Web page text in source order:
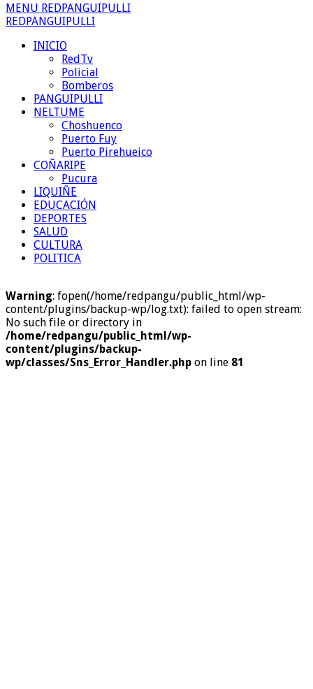
MENU REDPANGUIPULLI
REDPANGUIPULLI
INICIO
RedTv
Policial
Bomberos
PANGUIPULLI
NELTUME
Choshuenco
Puerto Fuy
Puerto Pirehueico
COÑARIPE
Pucura
LIQUIÑE
EDUCACIÓN
DEPORTES
SALUD
CULTURA
POLITICA
Warning: fopen(/home/redpangu/public_html/wp-
content/plugins/backup-wp/log.txt): failed to open stream:
No such file or directory in
/home/redpangu/public_html/wp-
content/plugins/backup-
wp/classes/Sns_Error_Handler.php on line 81